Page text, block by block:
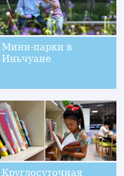
Мини-парки в
Иньчуане
Круглосуточная